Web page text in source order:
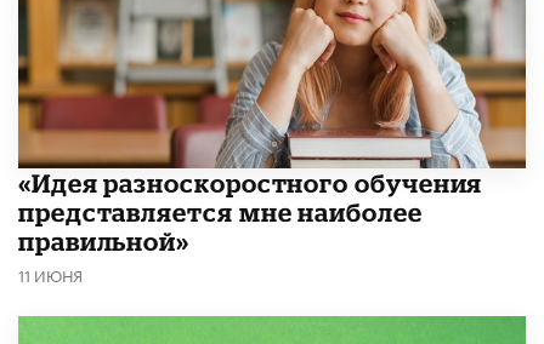
«Идея разноскоростного обучения
представляется мне наиболее
правильной»
11 ИЮНЯ